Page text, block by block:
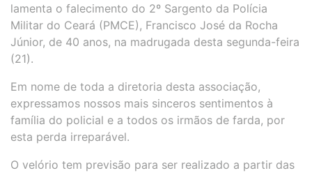
lamenta o falecimento do 2º Sargento da Polícia
Militar do Ceará (PMCE), Francisco José da Rocha
Júnior, de 40 anos, na madrugada desta segunda-feira
(21).
Em nome de toda a diretoria desta associação,
expressamos nossos mais sinceros sentimentos à
família do policial e a todos os irmãos de farda, por
esta perda irreparável.
O velório tem previsão para ser realizado a partir das